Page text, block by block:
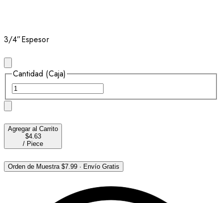
3/4”Espesor
Cantidad (Caja)
Agregar al Carrito
$4.63
/ Piece
Orden de Muestra $7.99 · Envío Gratis